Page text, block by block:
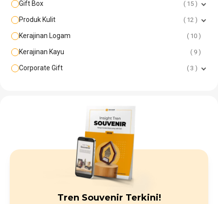
Gift Box 15
Produk Kulit 12
Kerajinan Logam 10
Kerajinan Kayu 9
Corporate Gift 3
Tren Souvenir Terkini!